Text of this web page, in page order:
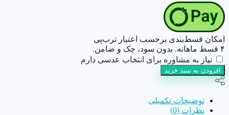
امکان قسط‌بندی برحسب اعتبار ترب‌پی
۴ قسط ماهانه. بدون سود، چک و ضامن.
نیاز به مشاوره برای انتخاب عدسی دارم
افزودن به سبد خرید
توضیحات تکمیلی
نظرات (0)